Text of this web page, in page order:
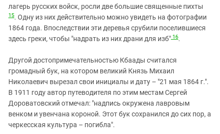
лагерь русских войск, росли две большие священные пихты
15. Одну из них действительно можно увидеть на фотографии
1864 года. Впоследствии эти деревья срубили поселившиеся
здесь греки, чтобы "надрать из них драни для изб" 16.
Другой достопримечательностью Кбаады считался
громадный бук, на котором великий Князь Михаил
Николаевич вырезал свои инициалы и дату – "21 мая 1864 г.".
В 1911 году автор путеводителя по этим местам Сергей
Дороватовский отмечал: "надпись окружена лавровым
венком и увенчана короной. Этот бук сохранился до сих пор, а
черкесская культура – погибла".